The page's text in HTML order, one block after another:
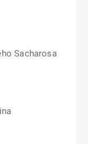
Sacharosa